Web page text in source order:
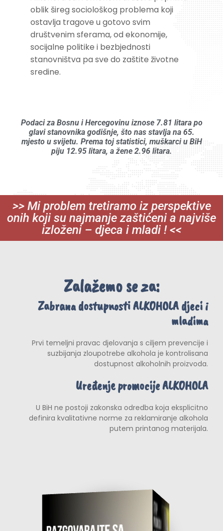
oblik šireg sociološkog problema koji
ostavlja tragove u gotovo svim
društvenim sferama, od ekonomije,
socijalne politike i bezbjednosti
stanovništva pa sve do zaštite životne
sredine.
Podaci za Bosnu i Hercegovinu iznose 7.81 litara po
glavi stanovnika godišnje, što nas stavlja na 65.
mjesto u svijetu. Prema toj statistici, muškarci u BiH
piju 12.95 litara, a žene 2.96 litara.
>> Mi problem tretiramo iz perspektive
onih koji su najmanje zaštićeni a najviše
izloženi – djeca i mladi ! <<
Zalažemo se za:
Zabrana dostupnosti ALKOHOLA djeci i
mladima
Prvi temeljni pravac djelovanja s ciljem prevencije i
suzbijanja zloupotrebe alkohola je kontrolisana
dostupnost alkoholnih proizvoda.
Uređenje promocije ALKOHOLA
U BiH ne postoji zakonska odredba koja eksplicitno
definira kvalitativne norme za reklamiranje alkohola
putem printanog materijala.